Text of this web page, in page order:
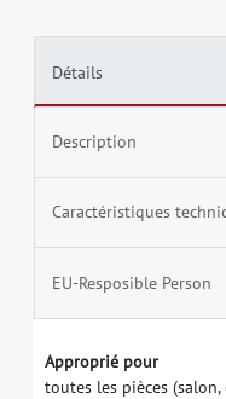
Détails
Description
Caractéristiques
EU-Resposible Person
Approprié pour
toutes les pièces (salon,